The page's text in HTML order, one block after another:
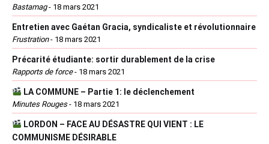
Bastamag- 18 mars 2021
Entretien avec Gaétan Gracia, syndicaliste et révolutionnaire
Frustration- 18 mars 2021
Précarité étudiante: sortir durablement de la crise
Rapports de force- 18 mars 2021
LA COMMUNE – Partie 1: le déclenchement
Minutes Rouges- 18 mars 2021
LORDON – FACE AU DÉSASTRE QUI VIENT : LE
COMMUNISME DÉSIRABLE